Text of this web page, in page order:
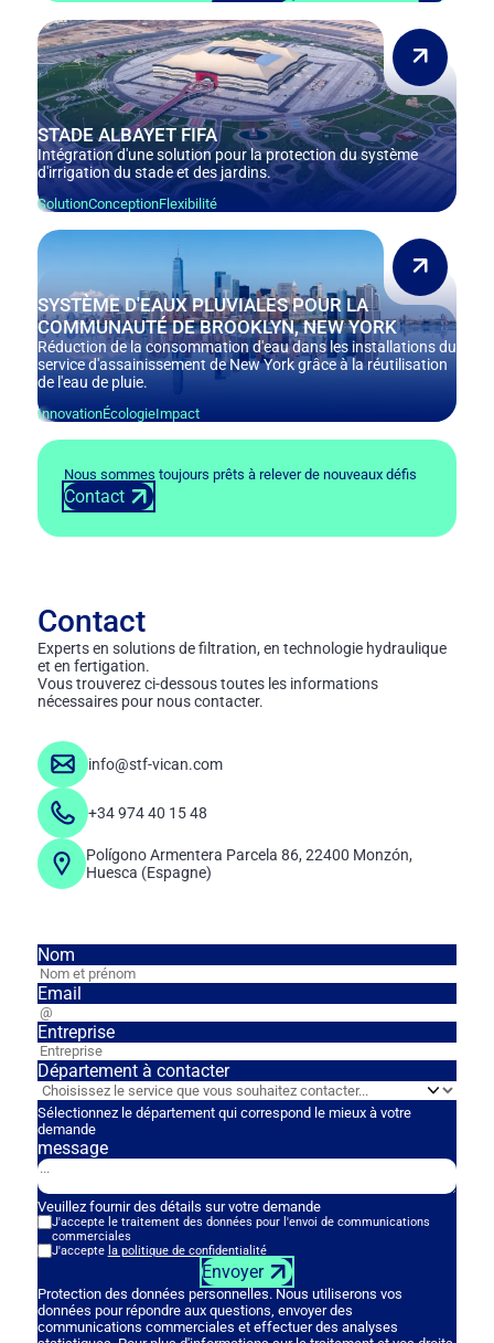
STADE ALBAYET FIFA
Intégration d'une solution pour la protection du système
d'irrigation du stade et des jardins.
SolutionConceptionFlexibilité
SYSTÈME D'EAUX PLUVIALES POUR LA
COMMUNAUTÉ DE BROOKLYN, NEW YORK
Réduction de la consommation d'eau dans les installations du
service d'assainissement de New York grâce à la réutilisation
de l'eau de pluie.
InnovationÉcologieImpact
Nous sommes toujours prêts à relever de nouveaux défis
Contact
Contact
Experts en solutions de filtration, en technologie hydraulique
et en fertigation.
Vous trouverez ci-dessous toutes les informations
nécessaires pour nous contacter.
info@stf-vican.com
+34 974 40 15 48
Polígono Armentera Parcela 86, 22400 Monzón,
Huesca (Espagne)
Nom
Email
Entreprise
Département à contacter
Sélectionnez le département qui correspond le mieux à votre
demande
message
Veuillez fournir des détails sur votre demande
J'accepte le traitement des données pour l'envoi de communications
commerciales
J'accepte la politique de confidentialité
Envoyer
Protection des données personnelles. Nous utiliserons vos
données pour répondre aux questions, envoyer des
communications commerciales et effectuer des analyses